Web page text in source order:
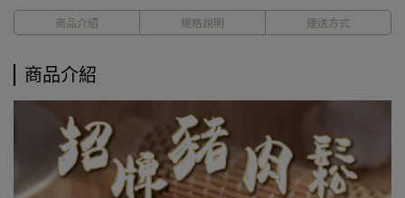
商品介紹 規格說明 運送方式
商品介紹